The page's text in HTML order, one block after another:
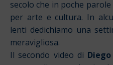
secolo che in poche
per arte e cultura. In
lenti dedichiamo una
meravigliosa.
Il secondo video di Diego